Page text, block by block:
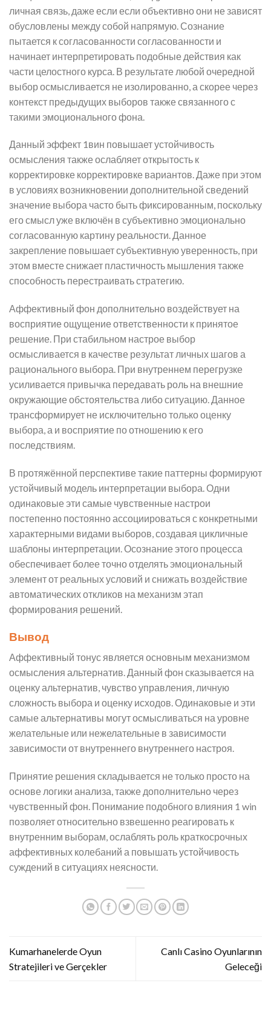
личная связь, даже если если объективно они не зависят
обусловлены между собой напрямую. Сознание
пытается к согласованности согласованности и
начинает интерпретировать подобные действия как
части целостного курса. В результате любой очередной
выбор осмысливается не изолированно, а скорее через
контекст предыдущих выборов также связанного с
такими эмоционального фона.
Данный эффект 1вин повышает устойчивость
осмысления также ослабляет открытость к
корректировке корректировке вариантов. Даже при этом
в условиях возникновении дополнительной сведений
значение выбора часто быть фиксированным, поскольку
его смысл уже включён в субъективно эмоционально
согласованную картину реальности. Данное
закрепление повышает субъективную уверенность, при
этом вместе снижает пластичность мышления также
способность перестраивать стратегию.
Аффективный фон дополнительно воздействует на
восприятие ощущение ответственности к принятое
решение. При стабильном настрое выбор
осмысливается в качестве результат личных шагов а
рационального выбора. При внутреннем перегрузке
усиливается привычка передавать роль на внешние
окружающие обстоятельства либо ситуацию. Данное
трансформирует не исключительно только оценку
выбора, а и восприятие по отношению к его
последствиям.
В протяжённой перспективе такие паттерны формируют
устойчивый модель интерпретации выбора. Одни
одинаковые эти самые чувственные настрои
постепенно постоянно ассоциироваться с конкретными
характерными видами выборов, создавая цикличные
шаблоны интерпретации. Осознание этого процесса
обеспечивает более точно отделять эмоциональный
элемент от реальных условий и снижать воздействие
автоматических откликов на механизм этап
формирования решений.
Вывод
Аффективный тонус является основным механизмом
осмысления альтернатив. Данный фон сказывается на
оценку альтернатив, чувство управления, личную
сложность выбора и оценку исходов. Одинаковые и эти
самые альтернативы могут осмысливаться на уровне
желательные или нежелательные в зависимости
зависимости от внутреннего внутреннего настроя.
Принятие решения складывается не только просто на
основе логики анализа, также дополнительно через
чувственный фон. Понимание подобного влияния 1 win
позволяет относительно взвешенно реагировать к
внутренним выборам, ослаблять роль краткосрочных
аффективных колебаний а повышать устойчивость
суждений в ситуациях неясности.
Kumarhanelerde Oyun
Stratejileri ve Gerçekler
Canlı Casino Oyunlarının
Geleceği